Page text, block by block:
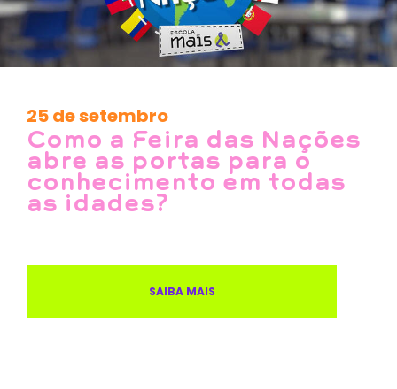
25 de setembro
Como a Feira das Nações
abre as portas para o
conhecimento em todas
as idades?
SAIBA MAIS